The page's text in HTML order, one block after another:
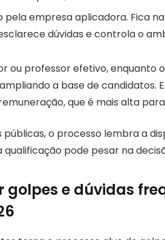
empresa aplicadora. Fica
dúvidas e controla o
ou professor efetivo, enquanto
a base de candidatos.
que é mais alta
o processo lembra a
qualificação pode pesar na
e dúvidas